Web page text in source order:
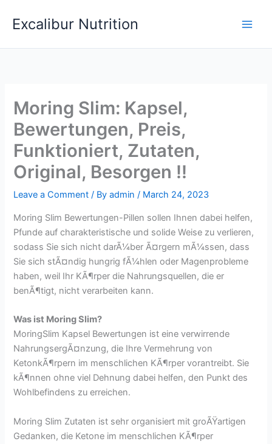
Excalibur Nutrition
Moring Slim: Kapsel,
Bewertungen, Preis,
Funktioniert, Zutaten,
Original, Besorgen !!
Leave a Comment / Byadmin/ March 24, 2023
Moring Slim Bewertungen-Pillen sollen Ihnen dabei helfen,
Pfunde auf charakteristische und solide Weise zu verlieren,
sodass Sie sich nicht darÃ¼ber Ã¤rgern mÃ¼ssen, dass
Sie sich stÃ¤ndig hungrig fÃ¼hlen oder Magenprobleme
haben, weil Ihr KÃ¶rper die Nahrungsquellen, die er
benÃ¶tigt, nicht verarbeiten kann.
Was ist Moring Slim?
MoringSlim Kapsel Bewertungen ist eine verwirrende
NahrungsergÃ¤nzung, die Ihre Vermehrung von
KetonkÃ¶rpern im menschlichen KÃ¶rper vorantreibt. Sie
kÃ¶nnen ohne viel Dehnung dabei helfen, den Punkt des
Wohlbefindens zu erreichen.
Moring Slim Zutaten ist sehr organisiert mit groÃŸartigen
Gedanken, die Ketone im menschlichen KÃ¶rper